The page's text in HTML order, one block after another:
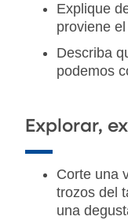
Explique
proviene
Describa
podemos
Explorar,
Corte una
trozos del
una